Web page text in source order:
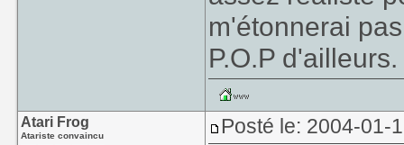
m'étonnerai
P.O.P d'ailleurs.
Atari Frog
Atariste convaincu
Posté le: 2004-01-